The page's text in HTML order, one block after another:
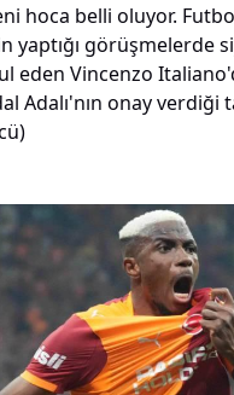
hoca belli oluyor.
yaptığı görüşmelerde
eden Vincenzo
Adalı'nın onay